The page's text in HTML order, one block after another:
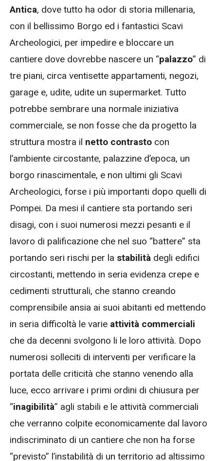
Antica, dove tutto ha odor di storia millenaria,
con il bellissimo Borgo ed i fantastici Scavi
Archeologici, per impedire e bloccare un
cantiere dove dovrebbe nascere un “palazzo” di
tre piani, circa ventisette appartamenti, negozi,
garage e, udite, udite un supermarket. Tutto
potrebbe sembrare una normale iniziativa
commerciale, se non fosse che da progetto la
struttura mostra il netto contrasto con
l’ambiente circostante, palazzine d’epoca, un
borgo rinascimentale, e non ultimi gli Scavi
Archeologici, forse i più importanti dopo quelli di
Pompei. Da mesi il cantiere sta portando seri
disagi, con i suoi numerosi mezzi pesanti e il
lavoro di palificazione che nel suo “battere” sta
portando seri rischi per la stabilità degli edifici
circostanti, mettendo in seria evidenza crepe e
cedimenti strutturali, che stanno creando
comprensibile ansia ai suoi abitanti ed mettendo
in seria difficoltà le varie attività commerciali
che da decenni svolgono li le loro attività. Dopo
numerosi solleciti di interventi per verificare la
portata delle criticità che stanno venendo alla
luce, ecco arrivare i primi ordini di chiusura per
“inagibilità” agli stabili e le attività commerciali
che verranno colpite economicamente dal lavoro
indiscriminato di un cantiere che non ha forse
“previsto” l’instabilità di un territorio ad altissimo